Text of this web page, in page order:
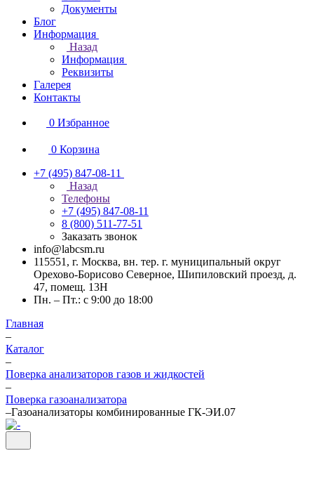
Документы
Блог
Информация
Назад
Информация
Реквизиты
Галерея
Контакты
0 Избранное
0 Корзина
+7 (495) 847-08-11
Назад
Телефоны
+7 (495) 847-08-11
8 (800) 511-77-51
Заказать звонок
info@labcsm.ru
115551, г. Москва, вн. тер. г. муниципальный округ
Орехово-Борисово Северное, Шипиловский проезд, д.
47, помещ. 13Н
Пн. – Пт.: с 9:00 до 18:00
Главная
–
Каталог
–
Поверка анализаторов газов и жидкостей
–
Поверка газоанализатора
–Газоанализаторы комбинированные ГК-ЭИ.07